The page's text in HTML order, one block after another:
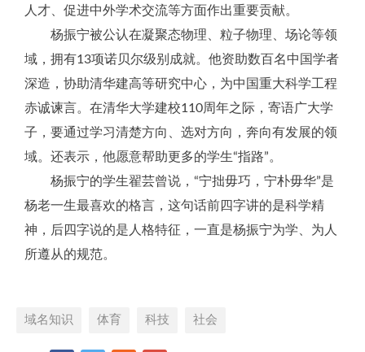
人才、促进中外学术交流等方面作出重要贡献。
杨振宁被公认在凝聚态物理、粒子物理、场论等领
域，拥有13项诺贝尔级别成就。他资助数百名中国学者
深造，协助清华建高等研究中心，为中国重大科学工程
赤诚谏言。在清华大学建校110周年之际，寄语广大学
子，要通过学习清楚方向、选对方向，奔向有发展的领
域。还表示，他愿意帮助更多的学生“指路”。
杨振宁的学生翟芸曾说，“宁拙毋巧，宁朴毋华”是
杨老一生最喜欢的格言，这句话前四字讲的是科学精
神，后四字说的是人格特征，一直是杨振宁为学、为人
所遵从的规范。
域名知识 体育 科技 社会